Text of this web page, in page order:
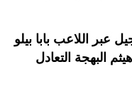
عبر اللاعب بابا بيلو
يدرك هيثم البهجة التعادل